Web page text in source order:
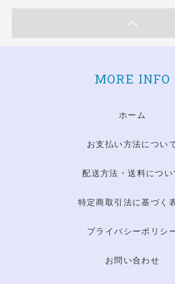
MORE INFO
ホーム
お支払い方法につい
配送方法・送料につい
特定商取引法に基づく
プライバシーポリシ
お問い合わせ